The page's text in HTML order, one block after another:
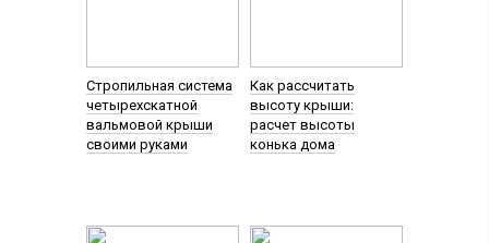
Стропильная система
четырехскатной
вальмовой крыши
своими руками
Как рассчитать
высоту крыши:
расчет высоты
конька дома